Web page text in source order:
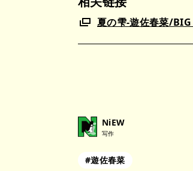
夏の雫-遊佐春菜/BIG
NiEW
写作
#遊佐春菜